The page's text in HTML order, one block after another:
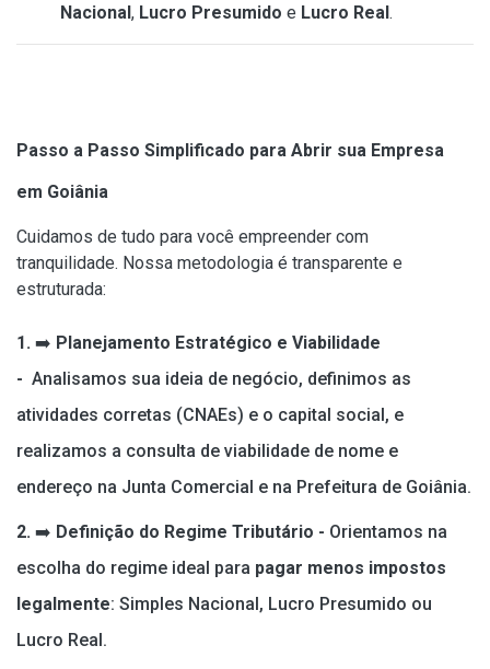
Nacional, Lucro Presumido e Lucro Real.
Passo a Passo Simplificado para Abrir sua Empresa
em Goiânia
Cuidamos de tudo para você empreender com
tranquilidade. Nossa metodologia é transparente e
estruturada:
1. ➡️ Planejamento Estratégico e Viabilidade
- Analisamos sua ideia de negócio, definimos as
atividades corretas (CNAEs) e o capital social, e
realizamos a consulta de viabilidade de nome e
endereço na Junta Comercial e na Prefeitura de Goiânia.
2. ➡️ Definição do Regime Tributário - Orientamos na
escolha do regime ideal para pagar menos impostos
legalmente: Simples Nacional, Lucro Presumido ou
Lucro Real.